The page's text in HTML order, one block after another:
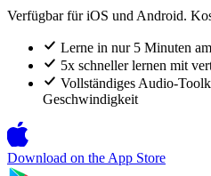
Verfügbar für iOS und Android.
Lerne in nur 5 Minuten
5x schneller lernen mit
Vollständiges Audio-
Geschwindigkeit
Download on the App Store